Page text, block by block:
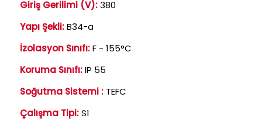
Giriş Gerilimi (V):380
Yapı Şekli:B34-a
İzolasyon Sınıfı:F - 155°C
Koruma Sınıfı:IP 55
Soğutma Sistemi : TEFC
Çalışma Tipi:S1